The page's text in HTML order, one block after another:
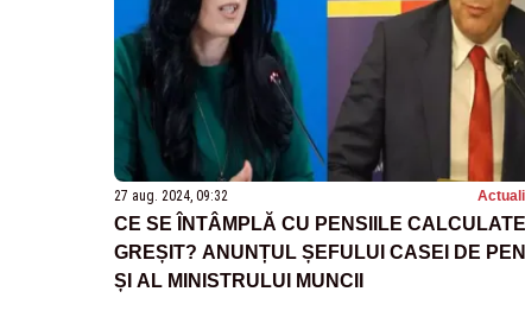
27 aug. 2024, 09:32
CE SE ÎNTÂMPLĂ CU PENSIILE CALCULATE
GREȘIT? ANUNȚUL ȘEFULUI CASEI DE
ȘI AL MINISTRULUI MUNCII